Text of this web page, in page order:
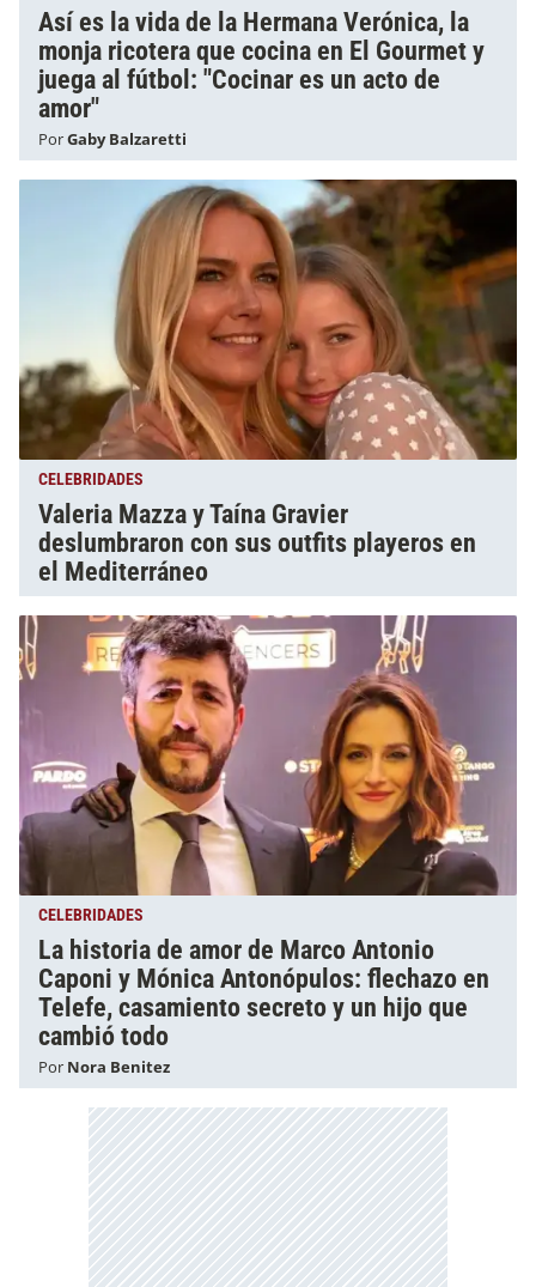
Así es la vida de la Hermana Verónica, la
monja ricotera que cocina en El Gourmet y
juega al fútbol: "Cocinar es un acto de
amor"
PorGaby Balzaretti
CELEBRIDADES
Valeria Mazza y Taína Gravier
deslumbraron con sus outfits playeros en
el Mediterráneo
CELEBRIDADES
La historia de amor de Marco Antonio
Caponi y Mónica Antonópulos: flechazo en
Telefe, casamiento secreto y un hijo que
cambió todo
Por Nora Benitez